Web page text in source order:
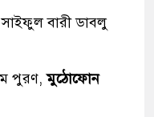
বারী ডাবলু
পুরণ,মুঠোফোন